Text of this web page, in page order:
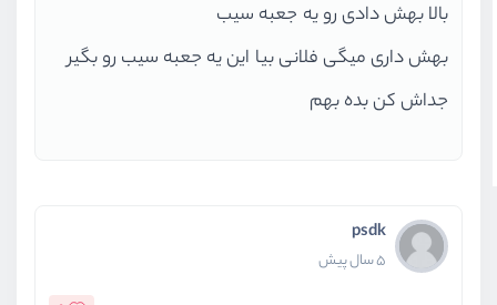
بالا بهش دادی رو یه جعبه سیب
بهش داری میگی فلانی بیا این یه جعبه سیب رو بگیر
جداش کن بده بهم
psdk
5 سال پیش